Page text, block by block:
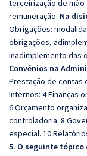
terceirização de
remuneração. Na
Obrigações:
obrigações,
inadimplemento das
Convênios na
Prestação de contas
Internos: 4 Finanças
6 Orçamento
controladoria. 8
especial. 10
5. O seguinte